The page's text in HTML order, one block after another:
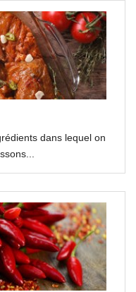
dans lequel on